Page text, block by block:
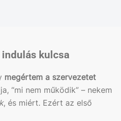
indulás kulcsa
megértem a szervezetet
“mi nem működik” – nekem
, és miért. Ezért az első